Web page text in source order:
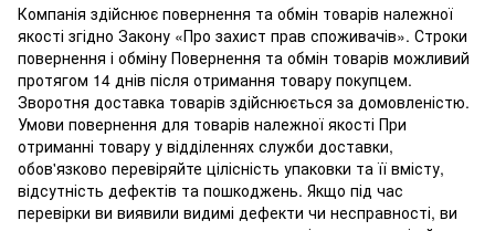
Компанія здійснює повернення та обмін товарів належної
якості згідно Закону «Про захист прав споживачів». Строки
повернення і обміну Повернення та обмін товарів можливий
протягом 14 днів після отримання товару покупцем.
Зворотня доставка товарів здійснюється за домовленістю.
Умови повернення для товарів належної якості При
отриманні товару у відділеннях служби доставки,
обов'язково перевіряйте цілісність упаковки та її вмісту,
відсутність дефектів та пошкоджень. Якщо під час
перевірки ви виявили видимі дефекти чи несправності, ви